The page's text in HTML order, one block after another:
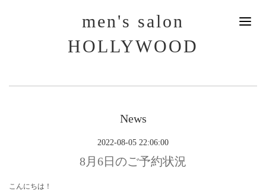
men's salon
HOLLYWOOD
News
2022-08-05 22:06:00
8月6日のご予約状況
こんにちは！